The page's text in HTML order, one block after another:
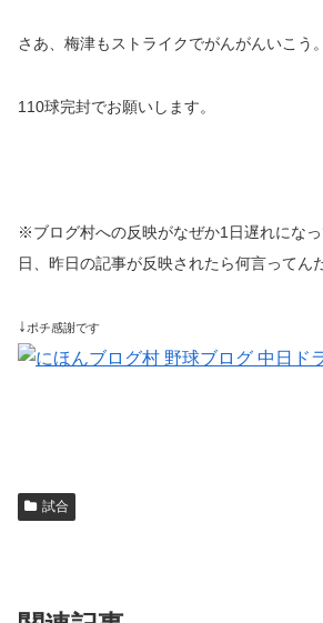
さあ、梅津もストライクでがんがんいこう。
110球完封でお願いします。
※ブログ村への反映がなぜか1日遅れにな
日、昨日の記事が反映されたら何言ってん
↓ ポチ感謝です
試合